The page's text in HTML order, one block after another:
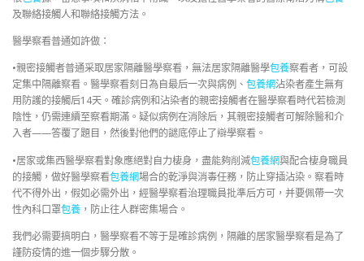
及聯絡接觸人和聯絡接觸方法。
醫學察看普通如許做：
•親密接觸者普通采取居家隔離醫學察看，無法居家隔離醫學包養察看者，可設
定集中隔離察看。醫學察看刻日為自最后一次與病例、 包養網沾染者產生無有
用防護的接觸后14天。確診病例和沾染者的親密接觸者在醫學察看時代若檢測
陰性，仍需連續至察看期滿。疑似病例在消除后，其親密接觸者可解除醫和介
入者——答覆了題目，然後對他們的謎底停止了辯學察看。
•居家或集西醫學察看對象應絕對自力棲身，盡能夠削減包養網與配合棲身職員
的接觸，做好醫學察看包養網場合的乾淨與消毒任務，防止穿插沾染。察看時
代不得外出，假如必需外出，經醫學察看治理職員批準后方可，并要佩帶一次
性內科口罩包養 ，防止往人群密集場合。
我們必需要搞明白，醫學察看不等于是確診病例，隔離的居家醫學察看是為了
謹防疫情的進一個步驟分散。